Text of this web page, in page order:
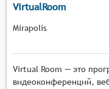
VirtualRoom
Mirapolis
Virtual Room — это
видеоконференций,